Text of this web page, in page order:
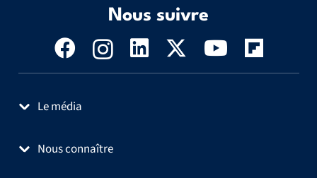
Nous suivre
Le média
Nous connaître